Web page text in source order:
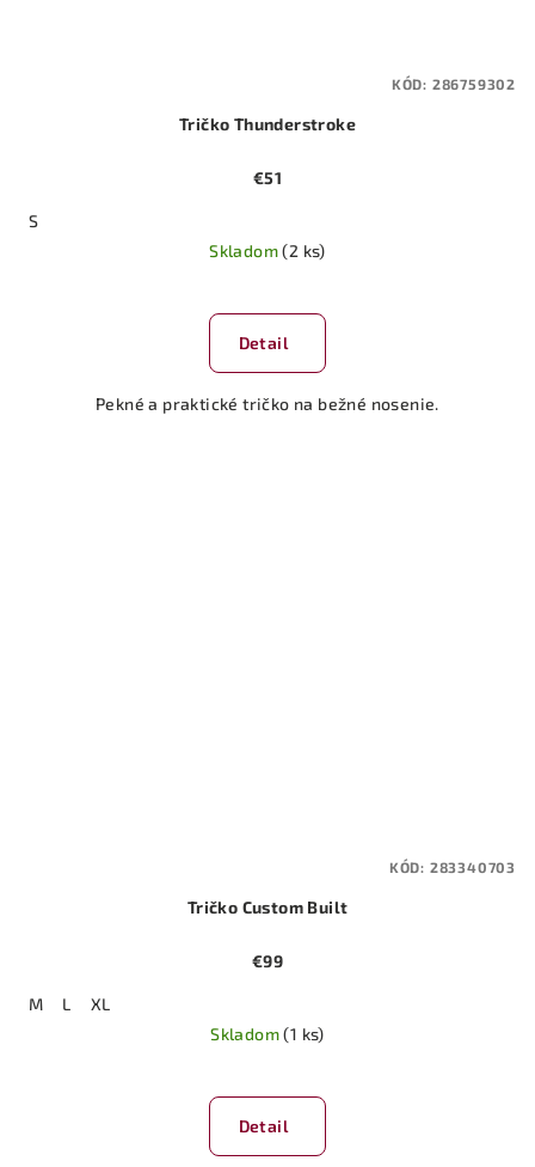
Tričko Thunderstroke
€51
S
Skladom(2 ks)
Detail
Pekné a praktické tričko na bežné nosenie.
KÓD: 286759302
Tričko Custom Built
€99
M L
XL
Skladom(1 ks)
Detail
KÓD: 283340703